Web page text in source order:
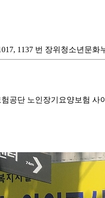
1137 번 장위청소년문
공단 노인장기요양보험